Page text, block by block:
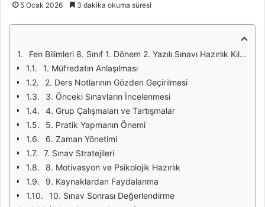
5 Ocak 2026 3 dakika okuma süresi
Fen Bilimleri 8. Sınıf 1. Dönem 2. Yazılı Sınavı Hazırlık Kılavuzu
1. Müfredatın Anlaşılması
2. Ders Notlarının Gözden Geçirilmesi
3. Önceki Sınavların İncelenmesi
4. Grup Çalışmaları ve Tartışmalar
5. Pratik Yapmanın Önemi
6. Zaman Yönetimi
7. Sınav Stratejileri
8. Motivasyon ve Psikolojik Hazırlık
9. Kaynaklardan Faydalanma
10. Sınav Sonrası Değerlendirme